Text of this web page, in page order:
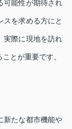
可能性が期待され
スを求める方にと
実際に現地を訪れ
とが重要です。
新たな都市機能や